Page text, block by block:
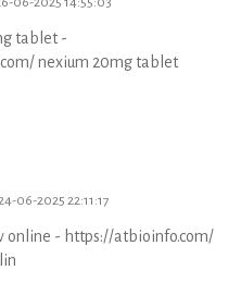
tablet -
nexium 20mg tablet
06-2025 22:11:17
online - https://atbioinfo.com/